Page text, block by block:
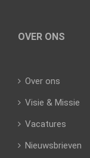
OVER ONS
Over ons
Visie & Missie
Vacatures
Nieuwsbrieven